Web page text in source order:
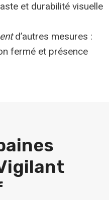
et durabilité visuelle
d’autres mesures :
fermé et présence